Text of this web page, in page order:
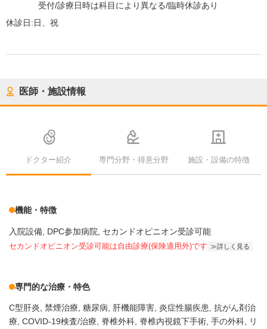
受付/診療日時は科目により異なる/臨時休診あり
休診日:日、祝
医師・施設情報
ドクター紹介 専門分野・得意分野 施設・設備の特徴
機能・特徴
入院設備 DPC参加病院 セカンドオピニオン受診可能
セカンドオピニオン受診可能は自由診療(保険適用外)です 詳しく見る
専門的な治療・特色
C型肝炎 禁煙治療 糖尿病 肝機能障害 炎症性腸疾患 抗がん剤治
療 COVID-19検査/治療 脊椎外科 脊椎内視鏡下手術 手の外科
リ